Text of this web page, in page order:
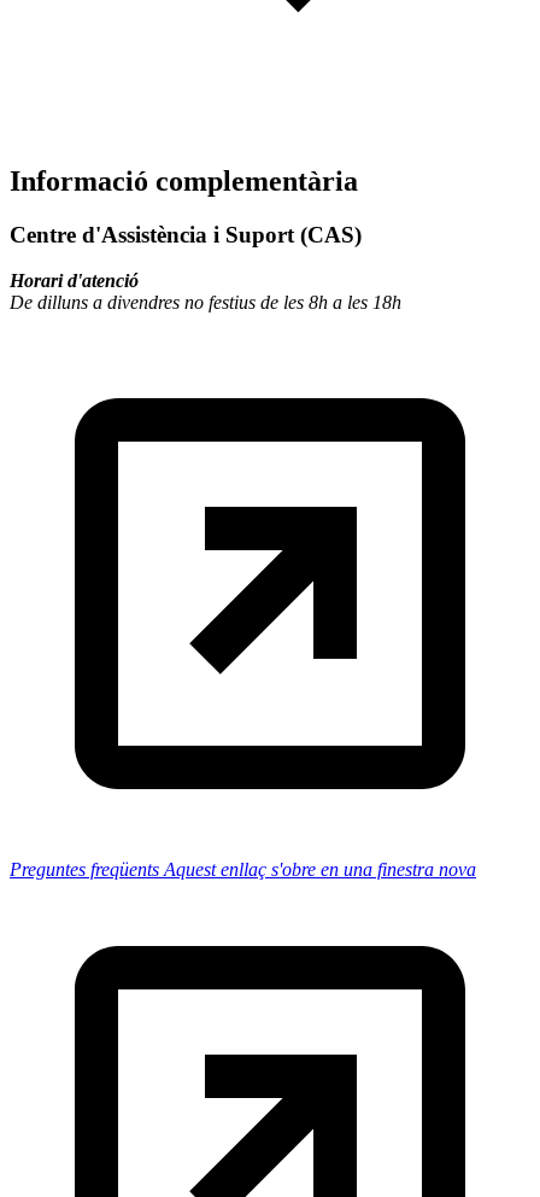
Informació complementària
Centre d'Assistència i Suport (CAS)
Horari d'atenció
De dilluns a divendres no festius de les 8h a les 18h
Preguntes freqüents Aquest enllaç s'obre en una finestra nova